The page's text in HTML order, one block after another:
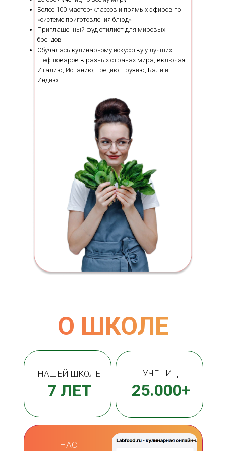
Более 100 мастер-классов и прямых эфиров по
«системе приготовления блюд»
Приглашенный фуд стилист для мировых
брендов
Обучалась кулинарному искусству у лучших
шеф-поваров в разных странах мира, включая
Италию, Испанию, Грецию, Грузию, Бали и
Индию
О ШКОЛЕ
НАС
25.000+
УЧЕНИЦ
7 ЛЕТ
НАШЕЙ ШКОЛЕ